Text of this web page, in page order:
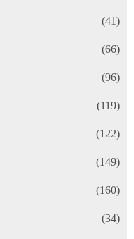
(41)
(66)
(96)
(119)
(122)
(149)
(160)
(34)